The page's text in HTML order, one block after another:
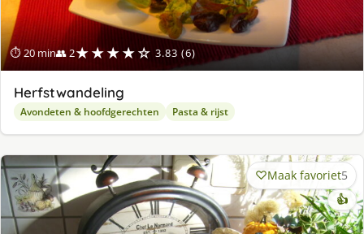
⏱ 20 min👥 2★★★★☆ 3.83 (6)
Herfstwandeling
Avondeten & hoofdgerechten Pasta & rijst
Maak favoriet5
👍